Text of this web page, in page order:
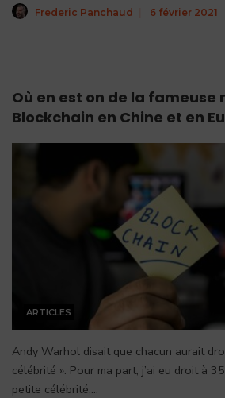
Frederic Panchaud 6 février 2021
Où en est on de la fameuse
Blockchain en Chine et en
ARTICLES
Andy Warhol disait que chacun aurait
célébrité ». Pour ma part, j’ai eu droit à
petite célébrité,...